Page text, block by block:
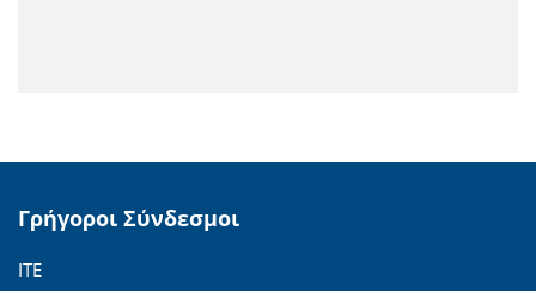
Γρήγοροι Σύνδεσμοι
ΙΤΕ